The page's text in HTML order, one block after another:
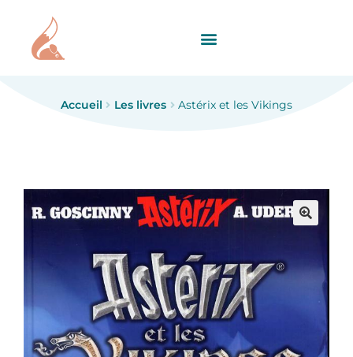
Accueil Les livres Astérix et les Vikings